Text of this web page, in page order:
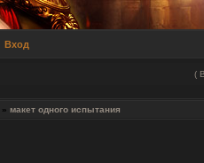
Вход
(
» макет одного испытания